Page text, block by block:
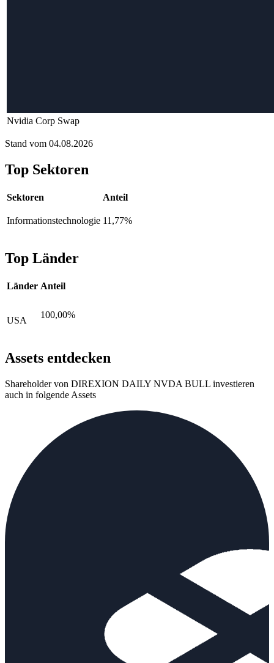
Nvidia Corp Swap
Stand vom 04.08.2026
Top Sektoren
Sektoren Anteil
Informationstechnologie 11,77%
Top Länder
Länder Anteil
USA
100,00%
Assets entdecken
Shareholder von DIREXION DAILY NVDA BULL investieren
auch in folgende Assets